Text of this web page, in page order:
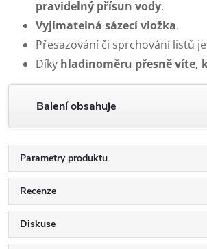
pravidelný přísun vody.
Vyjímatelná sázecí vložka.
Přesazování či sprchování listů je
Díky hladinoměru přesně víte,
Balení obsahuje
Parametry produktu
Recenze
Diskuse